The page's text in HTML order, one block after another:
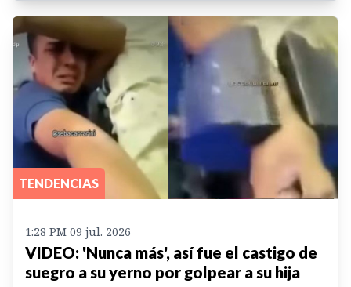
TENDENCIAS
1:28 PM 09 jul. 2026
VIDEO: 'Nunca más', así fue el castigo de
suegro a su yerno por golpear a su hija